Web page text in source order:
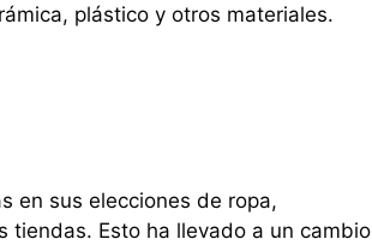
plástico y otros materiales.
en sus elecciones de ropa,
tiendas. Esto ha llevado a un cambio